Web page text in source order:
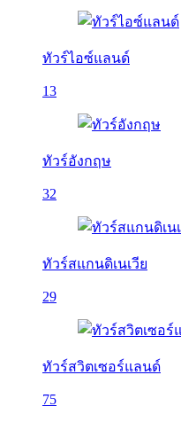
ทัวร์ไอซ์แลนด์
13
ทัวร์อังกฤษ
32
ทัวร์สแกนดิเนเวีย
29
ทัวร์สวิตเซอร์แลนด์
75